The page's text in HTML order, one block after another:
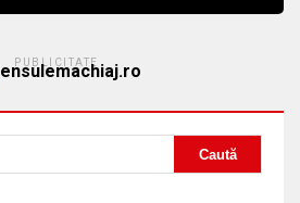
PUBLICITATE